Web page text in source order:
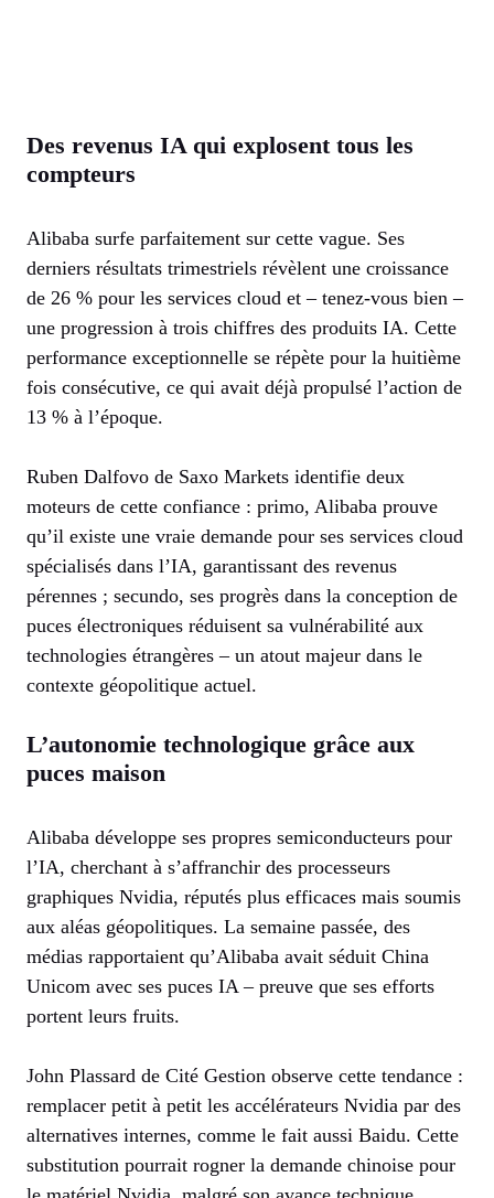
Des revenus IA qui explosent tous les
compteurs
Alibaba surfe parfaitement sur cette vague. Ses
derniers résultats trimestriels révèlent une croissance
de 26 % pour les services cloud et – tenez-vous bien –
une progression à trois chiffres des produits IA. Cette
performance exceptionnelle se répète pour la huitième
fois consécutive, ce qui avait déjà propulsé l’action de
13 % à l’époque.
Ruben Dalfovo de Saxo Markets identifie deux
moteurs de cette confiance : primo, Alibaba prouve
qu’il existe une vraie demande pour ses services cloud
spécialisés dans l’IA, garantissant des revenus
pérennes ; secundo, ses progrès dans la conception de
puces électroniques réduisent sa vulnérabilité aux
technologies étrangères – un atout majeur dans le
contexte géopolitique actuel.
L’autonomie technologique grâce aux
puces maison
Alibaba développe ses propres semiconducteurs pour
l’IA, cherchant à s’affranchir des processeurs
graphiques Nvidia, réputés plus efficaces mais soumis
aux aléas géopolitiques. La semaine passée, des
médias rapportaient qu’Alibaba avait séduit China
Unicom avec ses puces IA – preuve que ses efforts
portent leurs fruits.
John Plassard de Cité Gestion observe cette tendance :
remplacer petit à petit les accélérateurs Nvidia par des
alternatives internes, comme le fait aussi Baidu. Cette
substitution pourrait rogner la demande chinoise pour